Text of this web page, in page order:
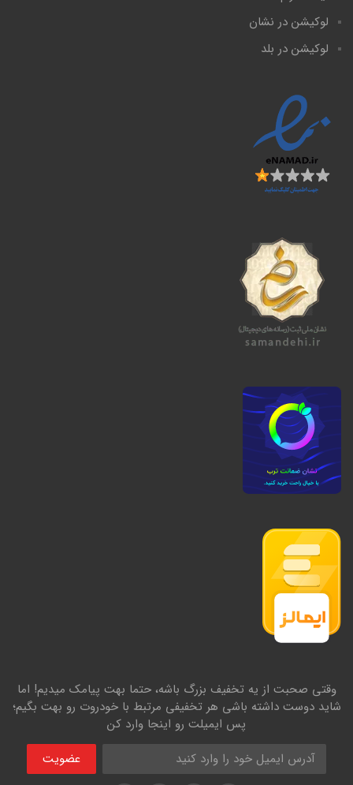
لوکیشن در نشان
لوکیشن در بلد
وقتی صحبت از یه تخفیف بزرگ باشه، حتما بهت پیامک میدیم! اما
شاید دوست داشته باشی هر تخفیفی مرتبط با خودروت رو بهت بگیم؛
پس ایمیلت رو اینجا وارد کن
عضویت